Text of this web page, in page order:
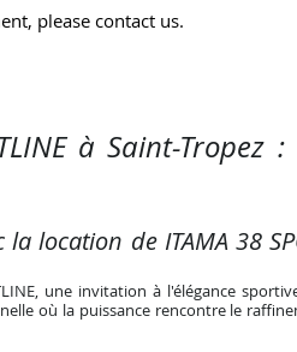
please contact us.
à Saint-Tropez
location de ITAMA 38
une invitation à l'élégance
où la puissance rencontre le